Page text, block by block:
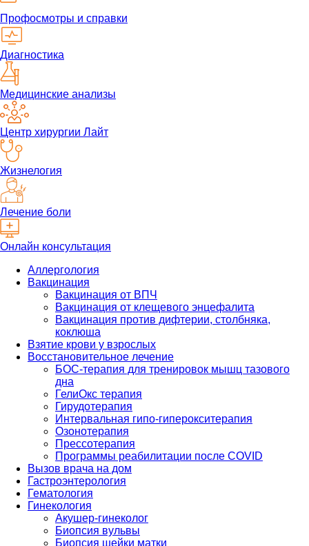
Профосмотры и справки
Диагностика
Медицинские анализы
Центр хирургии Лайт
Жизнелогия
Лечение боли
Онлайн консультация
Аллергология
Вакцинация
Вакцинация от ВПЧ
Вакцинация от клещевого энцефалита
Вакцинация против дифтерии, столбняка,
коклюша
Взятие крови у взрослых
Восстановительное лечение
БОС-терапия для тренировок мышц тазового
дна
ГелиОкс терапия
Гирудотерапия
Интервальная гипо-гиперокситерапия
Озонотерапия
Прессотерапия
Программы реабилитации после СOVID
Вызов врача на дом
Гастроэнтерология
Гематология
Гинекология
Акушер-гинеколог
Биопсия вульвы
Биопсия шейки матки